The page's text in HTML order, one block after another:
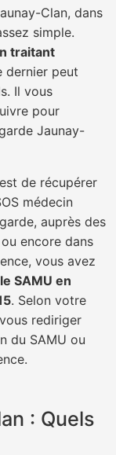
Clan, dans
simple.
traitant
dernier peut
Il vous
pour
Jaunay-
de récupérer
médecin
auprès des
encore dans
vous avez
SAMU en
. Selon votre
rediriger
du SAMU ou
: Quels